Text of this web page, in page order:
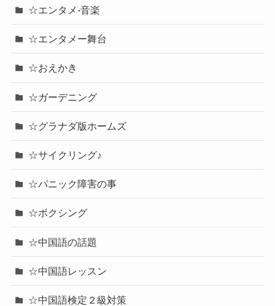
☆エンタメ-音楽
☆エンタメー舞台
☆おえかき
☆ガーデニング
☆グラナダ版ホームズ
☆サイクリング♪
☆パニック障害の事
☆ボクシング
☆中国語の話題
☆中国語レッスン
☆中国語検定２級対策